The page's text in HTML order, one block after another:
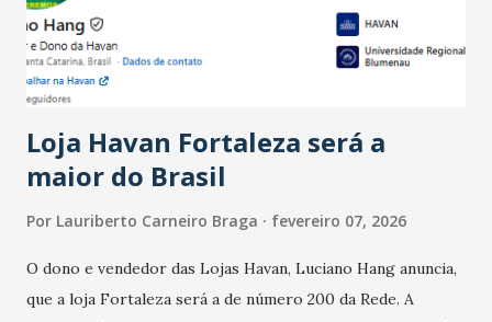
estabelecimentos no prejuízo ficou em 19%, pouco abaixo
do observado no mês anterior. Outros 1% não existiam em
novembro. Em relação a outubro, o faturamento também
cresceu. De acordo com a pesquisa, 44% dos n...
Loja Havan Fortaleza será a
maior do Brasil
Por Lauriberto Carneiro Braga fevereiro 07, 2026
O dono e vendedor das Lojas Havan, Luciano Hang anuncia,
que a loja Fortaleza será a de número 200 da Rede. A